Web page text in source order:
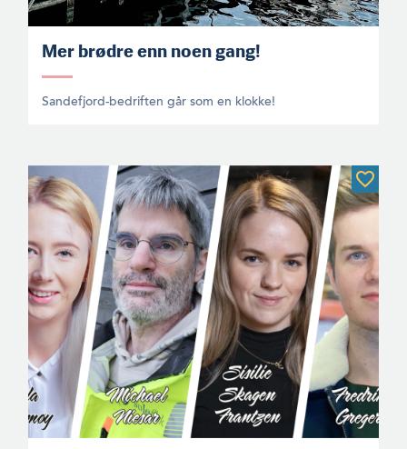
Mer brødre enn noen gang!
Sandefjord-bedriften går som en klokke!